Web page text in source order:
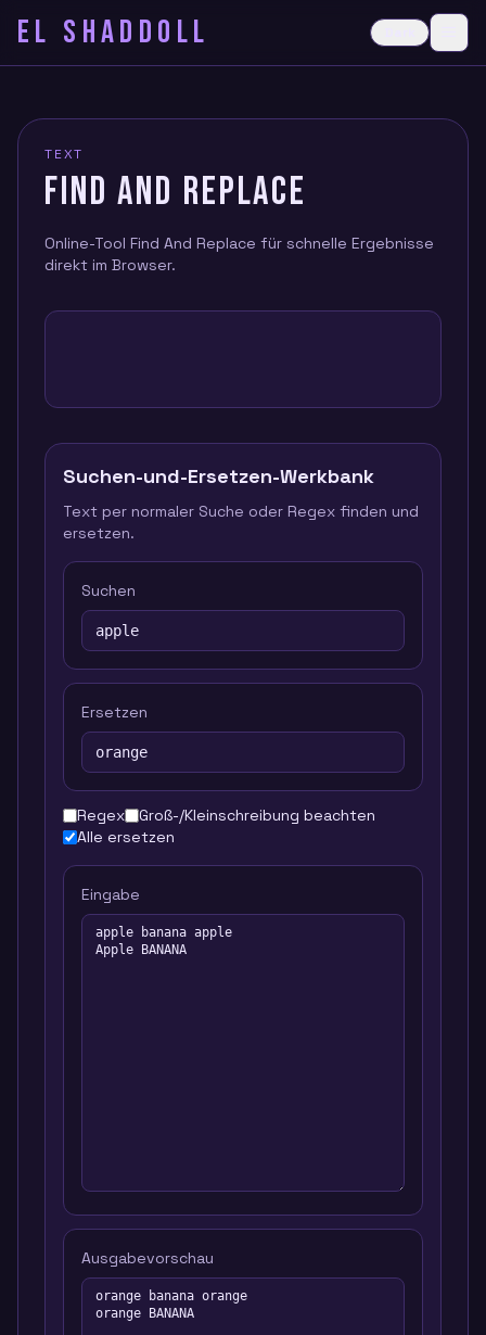
EL SHADDOLL
TEXT
FIND AND REPLACE
Online-Tool Find And Replace für schnelle Ergebnisse
direkt im Browser.
Suchen-und-Ersetzen-Werkbank
Text per normaler Suche oder Regex finden und
ersetzen.
Suchen
Ersetzen
Regex
Groß-/Kleinschreibung beachten
Alle ersetzen
Eingabe
Ausgabevorschau